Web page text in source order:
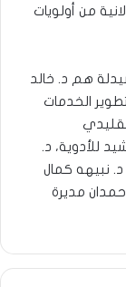
من أولويات
هم د. خالد
الخدمات
للأدوية، د.
د. نبيهه كمال
حمدان مديرة